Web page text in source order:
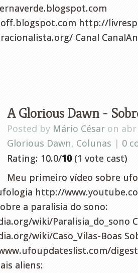
http://
Canal
A Glorious Dawn -
Posted by Mário César on
Glorious Dawn, Colunas | 0
Rating: 10.0/10 (1 vote cast)
Meu primeiro vídeo sobre
http://
a paralisia do sono:
wiki/Paralisia_do_sono
wiki/Caso_Vilas-Boas
digest/
aliens: